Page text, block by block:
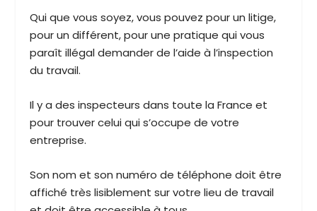
Qui que vous soyez, vous pouvez pour un litige,
pour un différent, pour une pratique qui vous
paraît illégal demander de l’aide à l’inspection
du travail.
Il y a des inspecteurs dans toute la France et
pour trouver celui qui s’occupe de votre
entreprise.
Son nom et son numéro de téléphone doit être
affiché très lisiblement sur votre lieu de travail